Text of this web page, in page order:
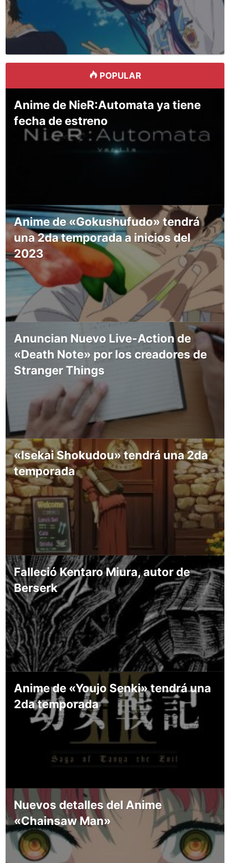
POPULAR
Anime de NieR:Automata ya tiene
fecha de estreno
Anime de «Gokushufudo» tendrá
una 2da temporada a inicios del
2023
Anuncian Nuevo Live-Action de
«Death Note» por los creadores de
Stranger Things
«Isekai Shokudou» tendrá una 2da
temporada
Falleció Kentaro Miura, autor de
Berserk
Anime de «Youjo Senki» tendrá una
2da temporada
Nuevos detalles del Anime
«Chainsaw Man»